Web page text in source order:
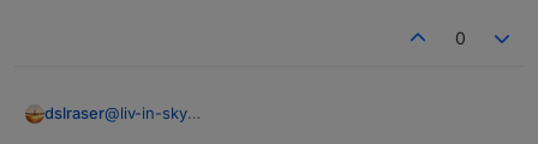
0
dslraser@liv-in-sky